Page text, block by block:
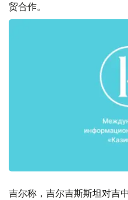
贸合作。
吉尔称，吉尔吉斯斯坦对吉